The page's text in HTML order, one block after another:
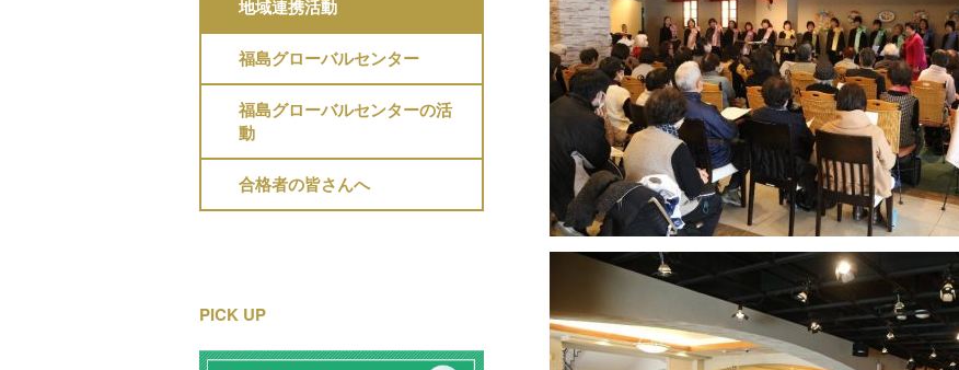
地域連携活動
福島グローバルセンター
福島グローバルセンターの活
動
合格者の皆さんへ
PICK UP